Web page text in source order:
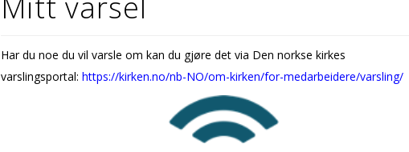
Har du noe du vil varsle om kan du gjøre det via Den norkse kirkes
varslingsportal: https://kirken.no/nb-NO/om-kirken/for-medarbeidere/varsling/